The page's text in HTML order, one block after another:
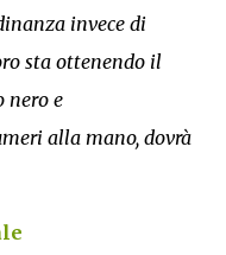
invece di
sta ottenendo il
nero e
alla mano, dovrà